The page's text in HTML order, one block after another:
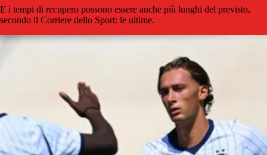
E i tempi di recupero possono essere anche più lunghi del previsto,
secondo il Corriere dello Sport: le ultime.